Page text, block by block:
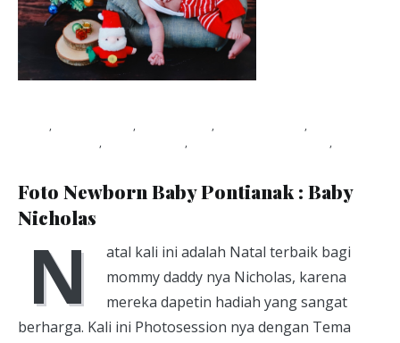
, , ,
,
, ,
,
Foto Newborn Baby Pontianak : Baby
Nicholas
N
atal kali ini adalah Natal terbaik bagi
mommy daddy nya Nicholas, karena
mereka dapetin hadiah yang sangat
berharga. Kali ini Photosession nya dengan Tema